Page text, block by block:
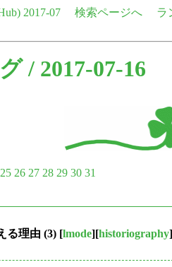
2017-07 検索ページへ
ラ
/ 2017-07-16
25 26 27 28 29 30 31
る理由 (3) [lmode][historiography]